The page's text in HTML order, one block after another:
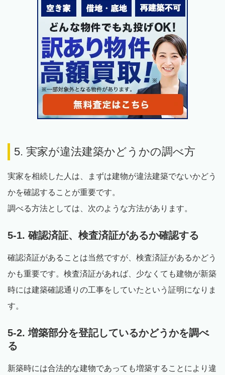
5. 実家が違法建築かどうかの調べ方
実家を相続した人は、まずは建物が違法建築でないかどう
かを確認することが重要です。
調べる方法としては、次のような方法があります。
5-1. 確認済証、検査済証があるか確認する
確認済証があることは当然ですが、検査済証があるかどう
かも重要です。検査済証があれば、少なくても建物が新築
時には建築確認通りの工事をしていたという証明になりま
す。
5-2. 増築部分を登記しているかどうかを調べ
る
新築時には合法的な建物であっても増築することにより違